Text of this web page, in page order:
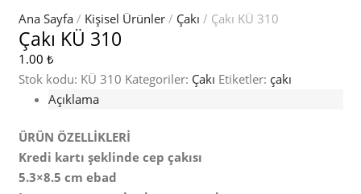
Ana Sayfa/ Kişisel Ürünler/ Çakı / Çakı KÜ 310
Çakı KÜ 310
1.00 ₺
Stok kodu: KÜ 310 Kategoriler: Çakı Etiketler: çakı
Açıklama
ÜRÜN ÖZELLİKLERİ
Kredi kartı şeklinde cep çakısı
5.3×8.5 cm ebad